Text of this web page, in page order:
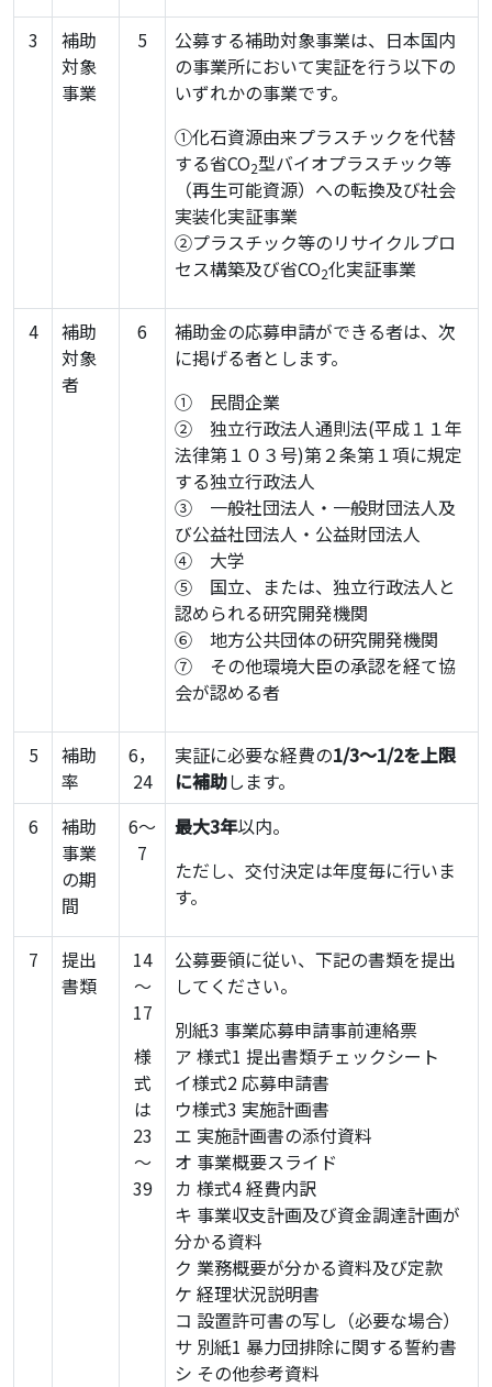
3
補助
対象
事業
5
公募する補助対象事業は、日本国内
の事業所において実証を行う以下の
いずれかの事業です。
①化石資源由来プラスチックを代替
する省CO2型バイオプラスチック等
（再生可能資源）への転換及び社会
実装化実証事業
②プラスチック等のリサイクルプロ
セス構築及び省CO2化実証事業
4
補助
対象
者
6
補助金の応募申請ができる者は、次
に掲げる者とします。
① 民間企業
② 独立行政法人通則法(平成１１年
法律第１０３号)第２条第１項に規定
する独立行政法人
③ 一般社団法人・一般財団法人及
び公益社団法人・公益財団法人
④ 大学
⑤ 国立、または、独立行政法人と
認められる研究開発機関
⑥ 地方公共団体の研究開発機関
⑦ その他環境大臣の承認を経て協
会が認める者
5
補助
率
6，
24
実証に必要な経費の1/3～1/2を上限
に補助します。
6
補助
事業
の期
間
6～
7
最大3年以内。
ただし、交付決定は年度毎に行いま
す。
7
提出
書類
14
～
17
様
式
は
23
～
39
公募要領に従い、下記の書類を提出
してください。
別紙3 事業応募申請事前連絡票
ア 様式1 提出書類チェックシート
イ様式2 応募申請書
ウ様式3 実施計画書
エ 実施計画書の添付資料
オ 事業概要スライド
カ 様式4 経費内訳
キ 事業収支計画及び資金調達計画が
分かる資料
ク 業務概要が分かる資料及び定款
ケ 経理状況説明書
コ 設置許可書の写し（必要な場合）
サ 別紙1 暴力団排除に関する誓約書
シ その他参考資料